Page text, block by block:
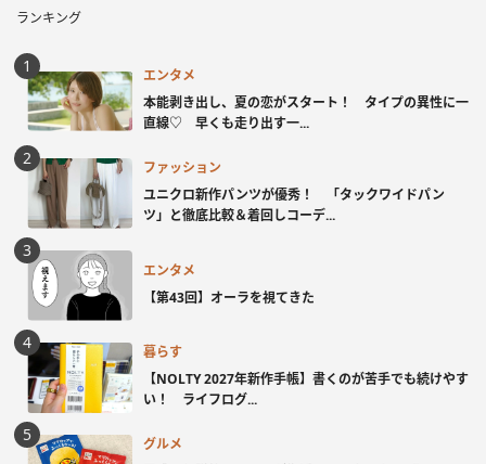
ランキング
エンタメ
本能剥き出し、夏の恋がスタート！ タイプの異性に一
直線♡ 早くも走り出す一...
ファッション
ユニクロ新作パンツが優秀！ 「タックワイドパン
ツ」と徹底比較＆着回しコーデ...
エンタメ
【第43回】オーラを視てきた
暮らす
【NOLTY 2027年新作手帳】書くのが苦手でも続けやす
い！ ライフログ...
グルメ